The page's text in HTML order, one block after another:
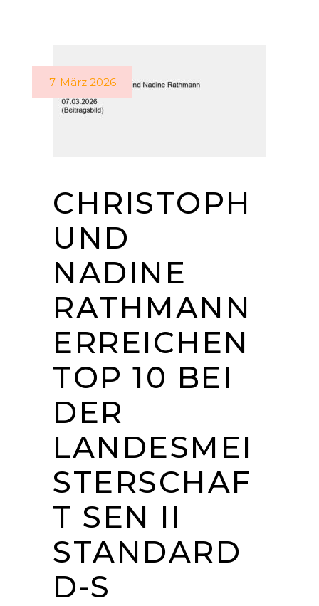
7. März 2026
CHRISTOPH
UND
NADINE
RATHMANN
ERREICHEN
TOP 10 BEI
DER
LANDESMEI
STERSCHAF
T SEN II
STANDARD
D-S